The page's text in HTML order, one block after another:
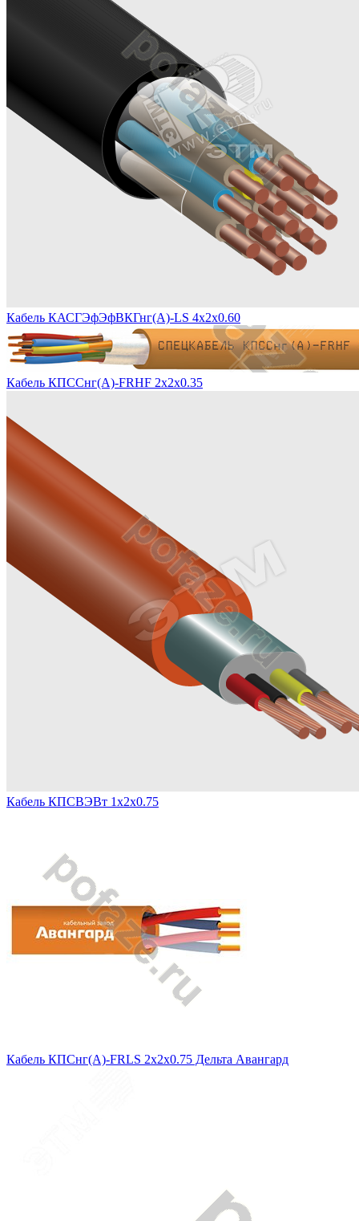
Кабель КАСГЭфЭфВКГнг(А)-LS 4х2х0.60
Кабель КПССнг(А)-FRHF 2х2х0.35
Кабель КПСВЭВт 1х2х0.75
Кабель КПСнг(А)-FRLS 2х2х0.75 Дельта Авангард